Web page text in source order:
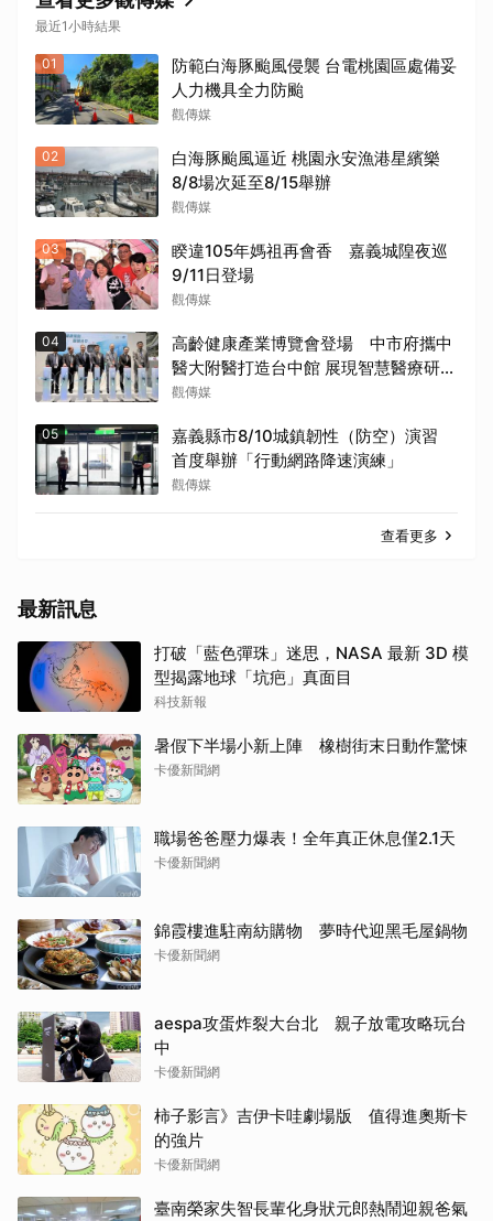
最近1小時結果
01
防範白海豚颱風侵襲 台電桃園區處備妥
人力機具全力防颱
觀傳媒
02
白海豚颱風逼近 桃園永安漁港星繽樂
8/8場次延至8/15舉辦
觀傳媒
03
睽違105年媽祖再會香 嘉義城隍夜巡
9/11日登場
觀傳媒
04
高齡健康產業博覽會登場 中市府攜中
醫大附醫打造台中館 展現智慧醫療研發
量能
觀傳媒
05
嘉義縣市8/10城鎮韌性（防空）演習
首度舉辦「行動網路降速演練」
觀傳媒
查看更多
最新訊息
打破「藍色彈珠」迷思，NASA 最新 3D 模
型揭露地球「坑疤」真面目
科技新報
暑假下半場小新上陣 橡樹街末日動作驚悚
卡優新聞網
職場爸爸壓力爆表！全年真正休息僅2.1天
卡優新聞網
錦霞樓進駐南紡購物 夢時代迎黑毛屋鍋物
卡優新聞網
aespa攻蛋炸裂大台北 親子放電攻略玩台
中
卡優新聞網
柿子影言》吉伊卡哇劇場版 值得進奧斯卡
的強片
卡優新聞網
臺南榮家失智長輩化身狀元郎熱鬧迎親爸氣